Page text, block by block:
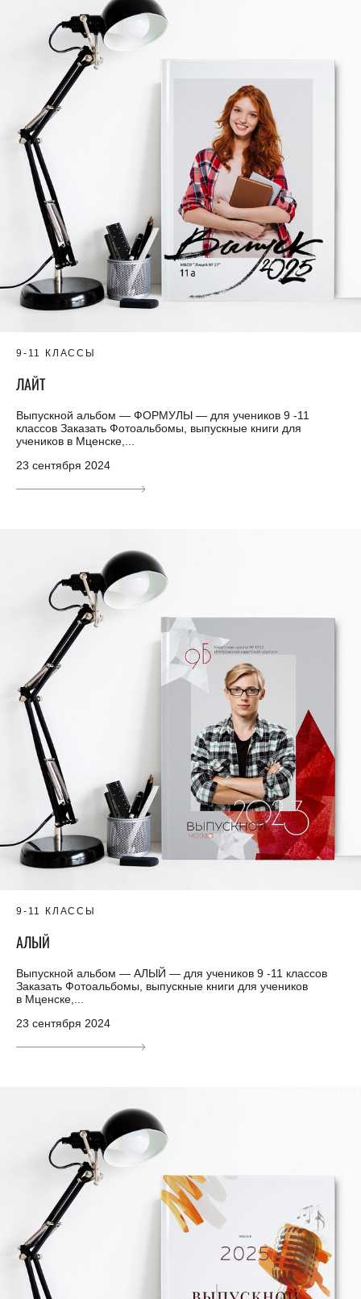
9-11 КЛАССЫ
ЛАЙТ
Выпускной альбом — ФОРМУЛЫ — для учеников 9 -11
классов Заказать Фотоальбомы, выпускные книги для
учеников в Мценске,...
23 сентября 2024
9-11 КЛАССЫ
АЛЫЙ
Выпускной альбом — АЛЫЙ — для учеников 9 -11 классов
Заказать Фотоальбомы, выпускные книги для учеников
в Мценске,...
23 сентября 2024